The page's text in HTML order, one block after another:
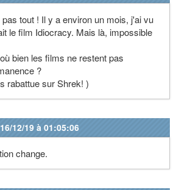
tout ! Il y a environ un mois, j'ai vu
le film Idiocracy. Mais là, impossible
bien les films ne restent pas
?
rabattue sur Shrek! )
12/19 à 01:05:06
change.